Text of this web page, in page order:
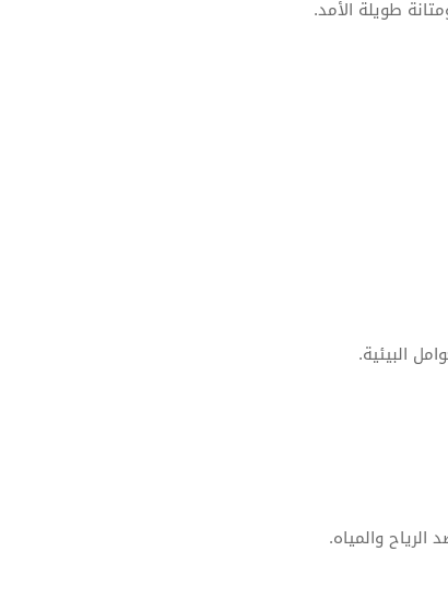
طويلة الأمد.
البيئية.
والمياه.